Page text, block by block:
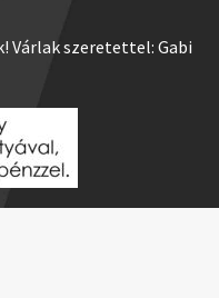
Várlak szeretettel: Gabi